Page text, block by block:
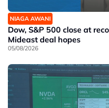
NIAGA AWANI
Dow, S&P 500 close at
Mideast deal hopes
05/08/2026